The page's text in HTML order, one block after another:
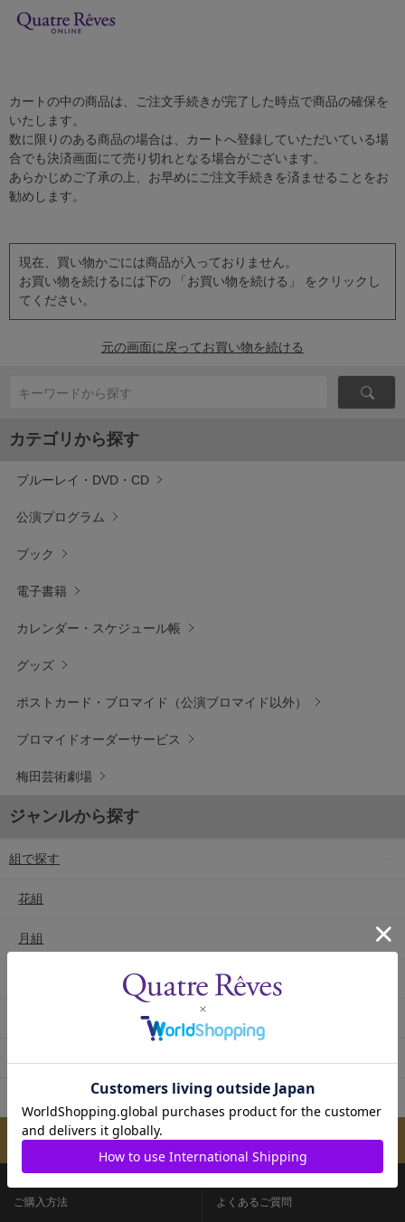
カートの中の商品は、ご注文手続きが完了した時点で商品の確保を
いたします。
数に限りのある商品の場合は、カートへ登録していただいている場
合でも決済画面にて売り切れとなる場合がございます。
あらかじめご了承の上、お早めにご注文手続きを済ませることをお
勧めします。
現在、買い物かごには商品が入っておりません。
お買い物を続けるには下の 「お買い物を続ける」 をクリックし
てください。
元の画面に戻ってお買い物を続ける
キーワードから探す
カテゴリから探す
ブルーレイ・DVD・CD
公演プログラム
ブック
電子書籍
カレンダー・スケジュール帳
グッズ
ポストカード・ブロマイド（公演ブロマイド以外）
ブロマイドオーダーサービス
梅田芸術劇場
ジャンルから探す
組で探す
花組
月組
メールマガジンのご案内
ご購入方法
よくあるご質問